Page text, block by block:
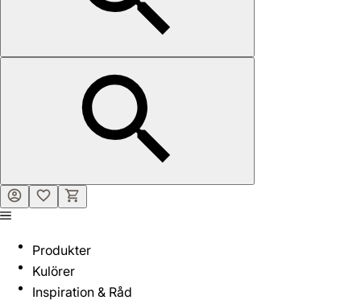
Produkter
Kulörer
Inspiration & Råd